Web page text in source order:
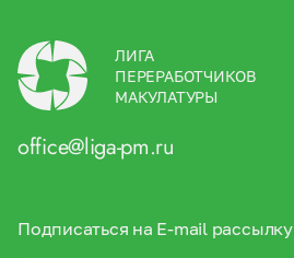
ЛИГА
ПЕРЕРАБОТЧИКОВ
МАКУЛАТУРЫ
office@liga-pm.ru
Подписаться на E-mail рассылку